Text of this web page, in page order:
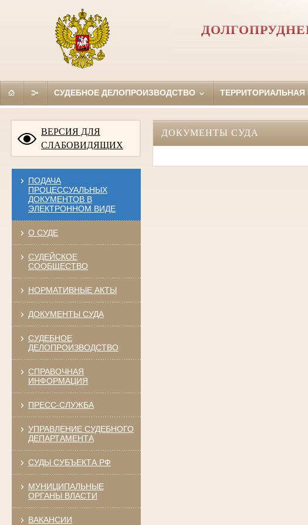
СУДЕБНОЕ ДЕЛОПРОИЗВОДСТВО
ВЕРСИЯ ДЛЯ
СЛАБОВИДЯЩИХ
ПОДАЧА
ПРОЦЕССУАЛЬНЫХ
ДОКУМЕНТОВ В
ЭЛЕКТРОННОМ ВИДЕ
О СУДЕ
СУДЕЙСКОЕ
СООБЩЕСТВО
НОРМАТИВНЫЕ АКТЫ
ДОКУМЕНТЫ СУДА
СУДЕБНОЕ
ДЕЛОПРОИЗВОДСТВО
СПРАВОЧНАЯ
ИНФОРМАЦИЯ
ПРЕСС-СЛУЖБА
УПРАВЛЕНИЕ СУДЕБНОГО
ДЕПАРТАМЕНТА
СУДЫ СУБЪЕКТА РФ
МУНИЦИПАЛЬНЫЕ
ОРГАНЫ ВЛАСТИ
ВАКАНСИИ
ДОКУМЕНТЫ СУДА